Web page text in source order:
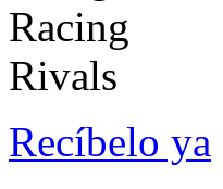
Recíbelo ya